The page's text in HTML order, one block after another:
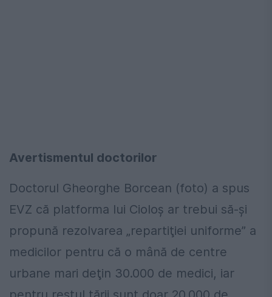
Avertismentul doctorilor
Doctorul Gheorghe Borcean (foto) a spus
EVZ că platforma lui Cioloş ar trebui să-şi
propună rezolvarea „repartiţiei uniforme” a
medicilor pentru că o mână de centre
urbane mari deţin 30.000 de medici, iar